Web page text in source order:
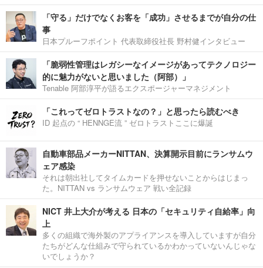
「守る」だけでなくお客を「成功」させるまでが自分の仕
事
日本プルーフポイント 代表取締役社長 野村健インタビュー
「脆弱性管理はレガシーなイメージがあってテクノロジー
的に魅力がないと思いました（阿部）」
Tenable 阿部淳平が語るエクスポージャーマネジメント
「これってゼロトラストなの？」と思ったら読むべき
ID 起点の “ HENNGE流 ” ゼロトラストここに爆誕
自動車部品メーカーNITTAN、決算開示目前にランサムウ
ェア感染
それは朝出社してタイムカードを押せないことからはじまっ
た。NITTAN vs ランサムウェア 戦い全記録
NICT 井上大介が考える 日本の「セキュリティ自給率」向
上
多くの組織で海外製のアプライアンスを導入していますが自分
たちがどんな仕組みで守られているかわかっていないんじゃな
いでしょうか？